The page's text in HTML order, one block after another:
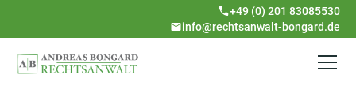
+49 (0) 201 83085530
info@rechtsanwalt-bongard.de